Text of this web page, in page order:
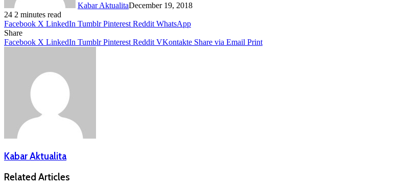
Kabar AktualitaDecember 19, 2018
24 2 minutes read
Facebook X LinkedIn Tumblr Pinterest Reddit WhatsApp
Share
Facebook X LinkedIn Tumblr Pinterest Reddit VKontakte Share via Email Print
Kabar Aktualita
Related Articles